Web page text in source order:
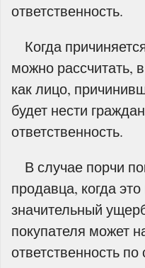
ответственность.
Когда
можно рассчитать,
как лицо,
будет нести
ответственность.
В случае порчи
продавца, когда
значительный
покупателя может
ответственность